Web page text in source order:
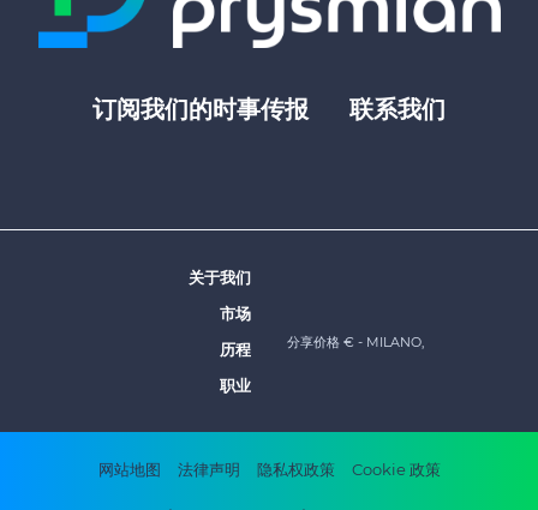
Footer
Prysmian
订阅我们的时事传报 联系我们
关于我们
市场
历程
职业
分享价格 € - MILANO,
Footer
网站地图 法律声明 隐私权政策 Cookie 政策